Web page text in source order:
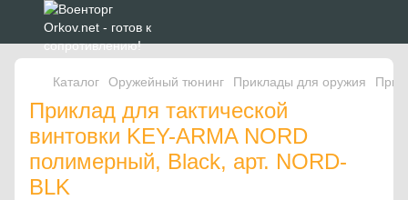
Каталог Оружейный тюнинг Приклады для оружия
Приклад для тактической
винтовки KEY-ARMA NORD
полимерный, Black, арт. NORD-
BLK